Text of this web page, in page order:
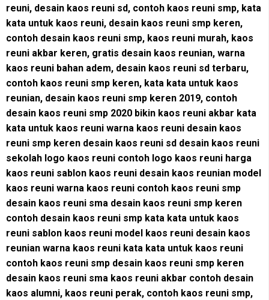
reuni, desain kaos reuni sd, contoh kaos reuni smp, kata
kata untuk kaos reuni, desain kaos reuni smp keren,
contoh desain kaos reuni smp, kaos reuni murah, kaos
reuni akbar keren, gratis desain kaos reunian, warna
kaos reuni bahan adem, desain kaos reuni sd terbaru,
contoh kaos reuni smp keren, kata kata untuk kaos
reunian, desain kaos reuni smp keren 2019, contoh
desain kaos reuni smp 2020 bikin kaos reuni akbar kata
kata untuk kaos reuni warna kaos reuni desain kaos
reuni smp keren desain kaos reuni sd desain kaos reuni
sekolah logo kaos reuni contoh logo kaos reuni harga
kaos reuni sablon kaos reuni desain kaos reunian model
kaos reuni warna kaos reuni contoh kaos reuni smp
desain kaos reuni sma desain kaos reuni smp keren
contoh desain kaos reuni smp kata kata untuk kaos
reuni sablon kaos reuni model kaos reuni desain kaos
reunian warna kaos reuni kata kata untuk kaos reuni
contoh kaos reuni smp desain kaos reuni smp keren
desain kaos reuni sma kaos reuni akbar contoh desain
kaos alumni, kaos reuni perak, contoh kaos reuni smp,